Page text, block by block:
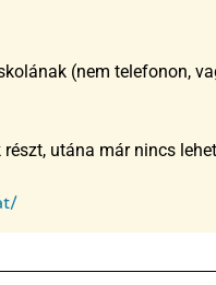
(nem telefonon,
utána már nincs